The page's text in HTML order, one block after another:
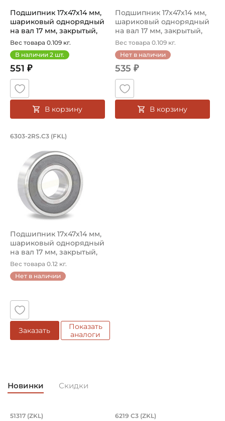
Подшипник 17х47х14 мм,
шариковый однорядный
на вал 17 мм, закрытый,
уве...
Вес товара 0.109 кг.
В наличии 2 шт.
551 ₽
В корзину
Подшипник 17х47х14 мм,
шариковый однорядный
на вал 17 мм, закрытый,
уве...
Вес товара 0.109 кг.
Нет в наличии
535 ₽
В корзину
Подшипник 17х47х14 мм, шариковый
6303-2RS.C3 (FKL)
Подшипник 17х47х14 мм,
шариковый однорядный
на вал 17 мм, закрытый,
уве...
Вес товара 0.12 кг.
Нет в наличии
Заказать
Показать
аналоги
Новинки Скидки
Подшипник 85х150х49 мм,
51317 (ZKL) Подшипник
6219 C3 (ZKL)